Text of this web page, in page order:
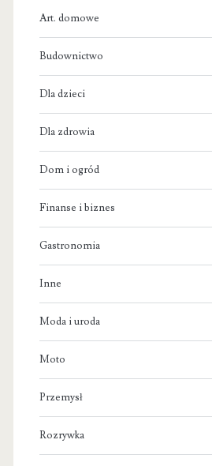
Art. domowe
Budownictwo
Dla dzieci
Dla zdrowia
Dom i ogród
Finanse i biznes
Gastronomia
Inne
Moda i uroda
Moto
Przemysł
Rozrywka